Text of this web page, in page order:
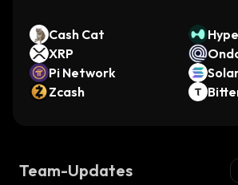
Cash Cat
XRP
Pi Network
Zcash
Team-Updates